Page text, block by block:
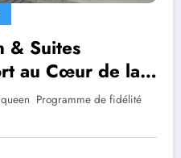
& Suites
au Cœur de la
Programme de fidélité